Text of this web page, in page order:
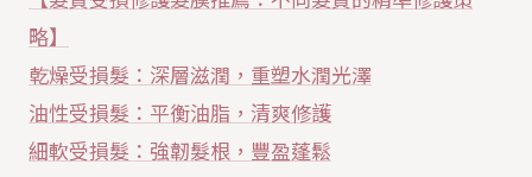
略】
乾燥受損髮：深層滋潤，重塑水潤光澤
油性受損髮：平衡油脂，清爽修護
細軟受損髮：強韌髮根，豐盈蓬鬆